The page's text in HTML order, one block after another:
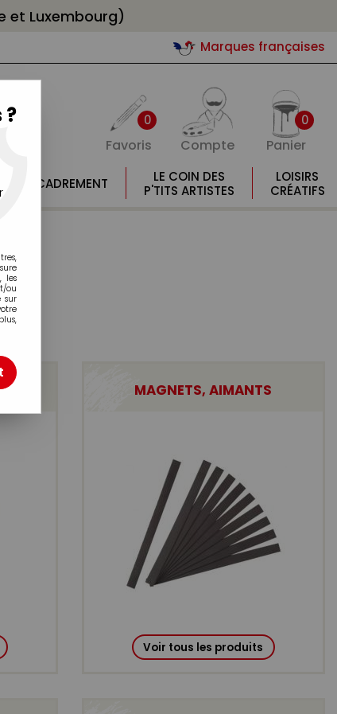
et Luxembourg)
Marques françaises
0
Favoris Compte
0
Panier
ENCADREMENT
LE COIN DES
P'TITS ARTISTES
LOISIRS
CRÉATIFS
MAGNETS, AIMANTS
Voir tous les produits
les
ou
sur